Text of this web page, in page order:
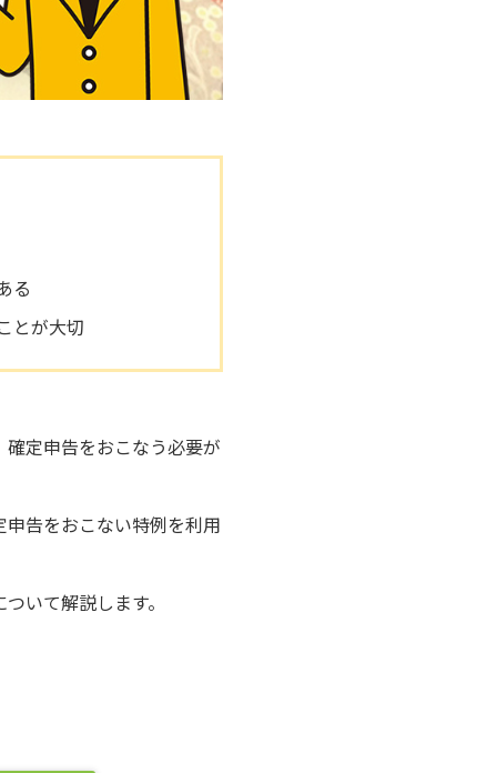
る
とが大切
定申告をおこなう必要が
告をおこない特例を利用
いて解説します。